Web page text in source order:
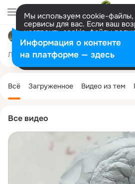
Мы используем cookie-файлы,
сервисы для вас. Если ваш
настроить cookie-файлы
представитель. Больше
Разрешить все Настроить
Лента Участники 5.7K Товары
Все видео
колонка
Всё Загруженное Видео из тем
Информация о контенте
на платформе — здесь